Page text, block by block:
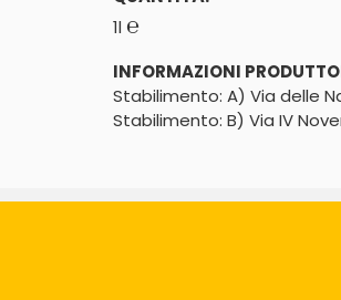
1l ℮
INFORMAZIONI
Stabilimento: A) Via delle
Stabilimento: B) Via IV